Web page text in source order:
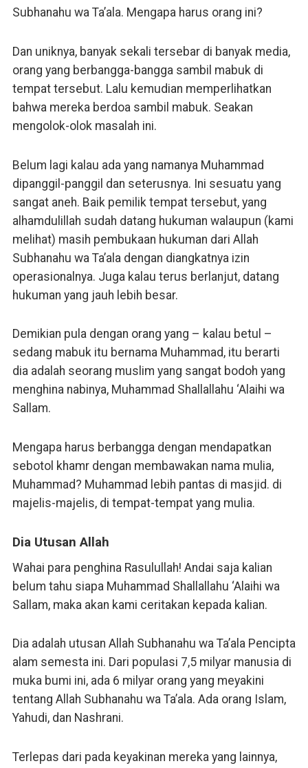
Subhanahu wa Ta’ala. Mengapa harus orang ini?
Dan uniknya, banyak sekali tersebar di banyak media,
orang yang berbangga-bangga sambil mabuk di
tempat tersebut. Lalu kemudian memperlihatkan
bahwa mereka berdoa sambil mabuk. Seakan
mengolok-olok masalah ini.
Belum lagi kalau ada yang namanya Muhammad
dipanggil-panggil dan seterusnya. Ini sesuatu yang
sangat aneh. Baik pemilik tempat tersebut, yang
alhamdulillah sudah datang hukuman walaupun (kami
melihat) masih pembukaan hukuman dari Allah
Subhanahu wa Ta’ala dengan diangkatnya izin
operasionalnya. Juga kalau terus berlanjut, datang
hukuman yang jauh lebih besar.
Demikian pula dengan orang yang – kalau betul –
sedang mabuk itu bernama Muhammad, itu berarti
dia adalah seorang muslim yang sangat bodoh yang
menghina nabinya, Muhammad Shallallahu ‘Alaihi wa
Sallam.
Mengapa harus berbangga dengan mendapatkan
sebotol khamr dengan membawakan nama mulia,
Muhammad? Muhammad lebih pantas di masjid. di
majelis-majelis, di tempat-tempat yang mulia.
Dia Utusan Allah
Wahai para penghina Rasulullah! Andai saja kalian
belum tahu siapa Muhammad Shallallahu ‘Alaihi wa
Sallam, maka akan kami ceritakan kepada kalian.
Dia adalah utusan Allah Subhanahu wa Ta’ala Pencipta
alam semesta ini. Dari populasi 7,5 milyar manusia di
muka bumi ini, ada 6 milyar orang yang meyakini
tentang Allah Subhanahu wa Ta’ala. Ada orang Islam,
Yahudi, dan Nashrani.
Terlepas dari pada keyakinan mereka yang lainnya,